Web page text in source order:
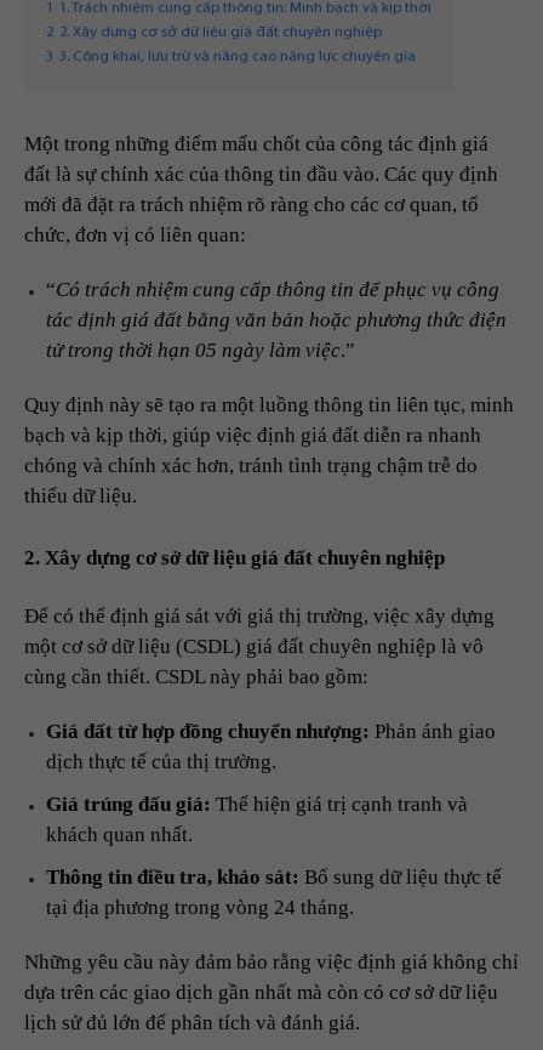
1
1. Trách nhiệm cung cấp thông tin: Minh bạch và kịp thời
2 2. Xây dựng cơ sở dữ liệu giá đất chuyên nghiệp
3 3. Công khai, lưu trữ và nâng cao năng lực chuyên gia
Một trong những điểm mấu chốt của công tác định giá
đất là sự chính xác của thông tin đầu vào. Các quy định
mới đã đặt ra trách nhiệm rõ ràng cho các cơ quan, tổ
chức, đơn vị có liên quan:
“Có trách nhiệm cung cấp thông tin để phục vụ công
tác định giá đất bằng văn bản hoặc phương thức điện
tử trong thời hạn 05 ngày làm việc.”
Quy định này sẽ tạo ra một luồng thông tin liên tục, minh
bạch và kịp thời, giúp việc định giá đất diễn ra nhanh
chóng và chính xác hơn, tránh tình trạng chậm trễ do
thiếu dữ liệu.
2. Xây dựng cơ sở dữ liệu giá đất chuyên nghiệp
Để có thể định giá sát với giá thị trường, việc xây dựng
một cơ sở dữ liệu (CSDL) giá đất chuyên nghiệp là vô
cùng cần thiết. CSDL này phải bao gồm:
Giá đất từ hợp đồng chuyển nhượng: Phản ánh giao
dịch thực tế của thị trường.
Giá trúng đấu giá: Thể hiện giá trị cạnh tranh và
khách quan nhất.
Thông tin điều tra, khảo sát: Bổ sung dữ liệu thực tế
tại địa phương trong vòng 24 tháng.
Những yêu cầu này đảm bảo rằng việc định giá không chỉ
dựa trên các giao dịch gần nhất mà còn có cơ sở dữ liệu
lịch sử đủ lớn để phân tích và đánh giá.